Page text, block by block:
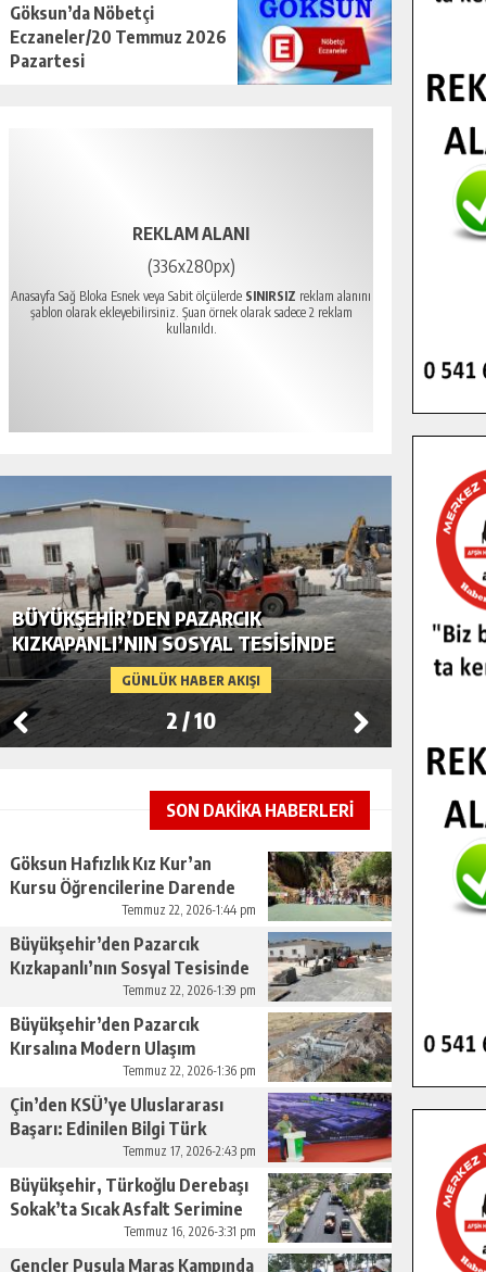
Göksun’da Nöbetçi
Eczaneler/20 Temmuz 2026
Pazartesi
REKLAM ALANI
(336x280px)
Anasayfa Sağ Bloka Esnek veya Sabit ölçülerde SINIRSIZ reklam alanını
şablon olarak ekleyebilirsiniz. Şuan örnek olarak sadece 2 reklam
kullanıldı.
GÜNLÜK HABER AKIŞI
BÜYÜKŞEHIR’DEN PAZARCIK
KIZKAPANLI’NIN SOSYAL TESISINDE
ÇEVRE DÜZENLEMESI.
2 /10
SON DAKİKA HABERLERİ
Göksun Hafızlık Kız Kur’an
Kursu Öğrencilerine Darende
Temmuz 22, 2026-1:44 pm
Büyükşehir’den Pazarcık
Kızkapanlı’nın Sosyal Tesisinde
Çevre Düzenlemesi.Temmuz 22, 2026-1:39 pm
Büyükşehir’den Pazarcık
Kırsalına Modern Ulaşım
Temmuz 22, 2026-1:36 pm
Çin’den KSÜ’ye Uluslararası
Başarı: Edinilen Bilgi Türk
Tarımına Katkı Sağlayacak.
Temmuz 17, 2026-2:43 pm
Büyükşehir, Türkoğlu Derebaşı
Sokak’ta Sıcak Asfalt Serimine
Temmuz 16, 2026-3:31 pm
Gençler Pusula Maraş Kampında